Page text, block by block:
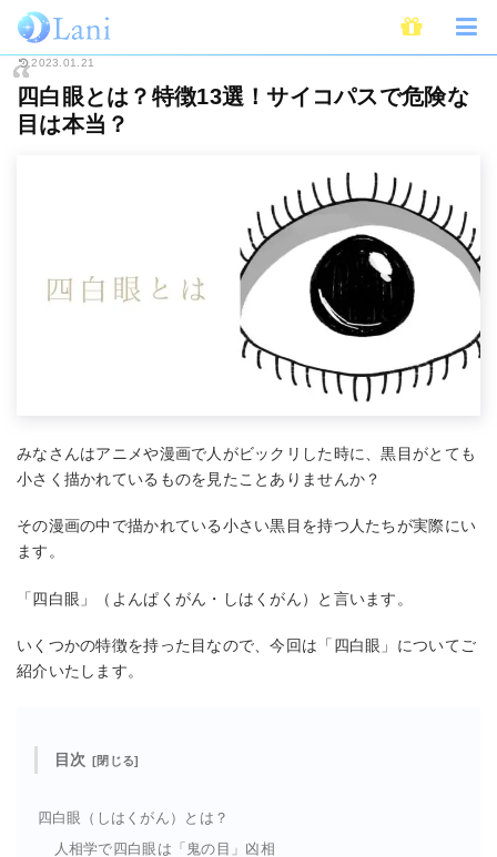
ホーム 占い 四白眼とは？特徴13選！サイコパスで危険な目は
2023.01.21
四白眼とは？特徴13選！サイコパスで危険な
目は本当？
みなさんはアニメや漫画で人がビックリした時に、黒目がとても
小さく描かれているものを見たことありませんか？
その漫画の中で描かれている小さい黒目を持つ人たちが実際にい
ます。
「四白眼」（よんぱくがん・しはくがん）と言います。
いくつかの特徴を持った目なので、今回は「四白眼」についてご
紹介いたします。
目次
四白眼（しはくがん）とは？
人相学で四白眼は「鬼の目」凶相